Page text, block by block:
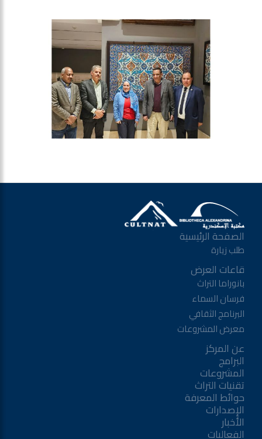
الصفحة الرئيسية
طلب زيارة
قاعات العرض
بانوراما التراث
فرسان السماء
البرنامج الثقافي
معرض المشروعات
عن المركز
البرامج
المشروعات
تقنيات التراث
حوائط المعرفة
الإصدارات
الأخبار
الفعاليات